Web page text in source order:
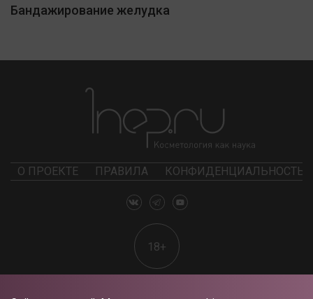
Бандажирование желудка
О ПРОЕКТЕ ПРАВИЛА КОНФИДЕНЦИАЛЬНОСТЬ
18+